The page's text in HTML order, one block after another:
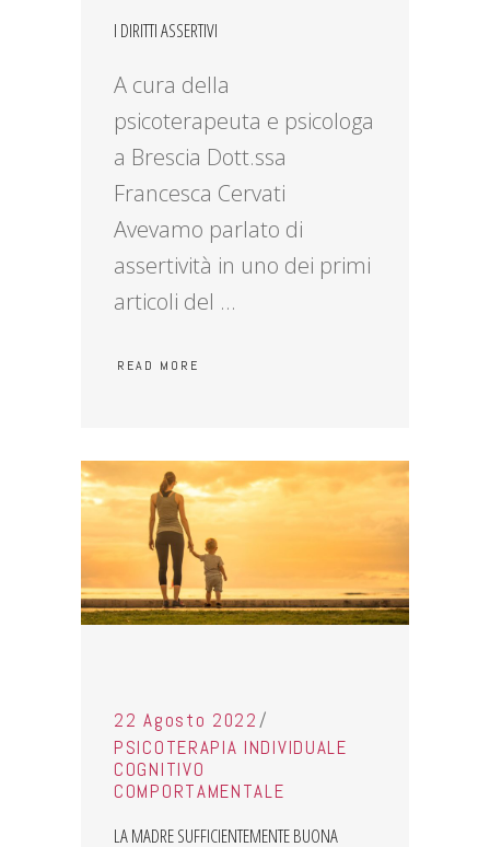
I DIRITTI ASSERTIVI
A cura della
psicoterapeuta e psicologa
a Brescia Dott.ssa
Francesca Cervati
Avevamo parlato di
assertività in uno dei primi
articoli del
READ MORE
22 Agosto 2022
PSICOTERAPIA INDIVIDUALE
COGNITIVO
COMPORTAMENTALE
LA MADRE SUFFICIENTEMENTE BUONA